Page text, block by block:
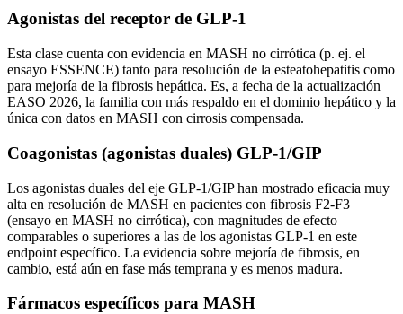
Agonistas del receptor de GLP-1
Esta clase cuenta con evidencia en MASH no cirrótica (p. ej. el
ensayo ESSENCE) tanto para resolución de la esteatohepatitis como
para mejoría de la fibrosis hepática. Es, a fecha de la actualización
EASO 2026, la familia con más respaldo en el dominio hepático y la
única con datos en MASH con cirrosis compensada.
Coagonistas (agonistas duales) GLP-1/GIP
Los agonistas duales del eje GLP-1/GIP han mostrado eficacia muy
alta en resolución de MASH en pacientes con fibrosis F2-F3
(ensayo en MASH no cirrótica), con magnitudes de efecto
comparables o superiores a las de los agonistas GLP-1 en este
endpoint específico. La evidencia sobre mejoría de fibrosis, en
cambio, está aún en fase más temprana y es menos madura.
Fármacos específicos para MASH